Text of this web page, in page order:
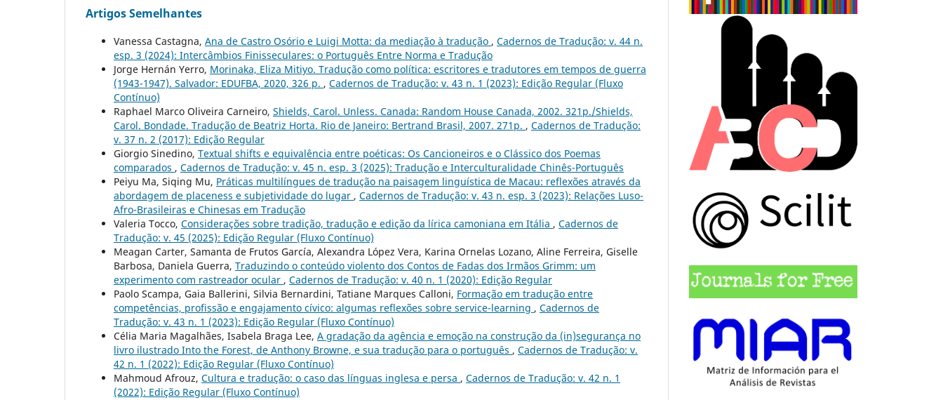
Artigos Semelhantes
Vanessa Castagna, Ana de Castro Osório e Luigi Motta: da mediação à tradução , Cadernos de Tradução: v. 44 n.
esp. 3 (2024): Intercâmbios Finisseculares: o Português Entre Norma e Tradução
Jorge Hernán Yerro, Morinaka, Eliza Mitiyo. Tradução como política: escritores e tradutores em tempos de guerra
(1943-1947). Salvador: EDUFBA, 2020, 326 p. , Cadernos de Tradução: v. 43 n. 1 (2023): Edição Regular (Fluxo
Contínuo)
Raphael Marco Oliveira Carneiro, Shields, Carol. Unless. Canada: Random House Canada, 2002. 321p./Shields,
Carol. Bondade. Tradução de Beatriz Horta. Rio de Janeiro: Bertrand Brasil, 2007. 271p. , Cadernos de Tradução:
v. 37 n. 2 (2017): Edição Regular
Giorgio Sinedino, Textual shifts e equivalência entre poéticas: Os Cancioneiros e o Clássico dos Poemas
comparados , Cadernos de Tradução: v. 45 n. esp. 3 (2025): Tradução e Interculturalidade Chinês-Português
Peiyu Ma, Siqing Mu, Práticas multilíngues de tradução na paisagem linguística de Macau: reflexões através da
abordagem de placeness e subjetividade do lugar , Cadernos de Tradução: v. 43 n. esp. 3 (2023): Relações Luso-
Afro-Brasileiras e Chinesas em Tradução
Valeria Tocco, Considerações sobre tradição, tradução e edição da lírica camoniana em Itália , Cadernos de
Tradução: v. 45 (2025): Edição Regular (Fluxo Contínuo)
Meagan Carter, Samanta de Frutos García, Alexandra López Vera, Karina Ornelas Lozano, Aline Ferreira, Giselle
Barbosa, Daniela Guerra, Traduzindo o conteúdo violento dos Contos de Fadas dos Irmãos Grimm: um
experimento com rastreador ocular , Cadernos de Tradução: v. 40 n. 1 (2020): Edição Regular
Paolo Scampa, Gaia Ballerini, Silvia Bernardini, Tatiane Marques Calloni, Formação em tradução entre
competências, profissão e engajamento cívico: algumas reflexões sobre service-learning , Cadernos de
Tradução: v. 43 n. 1 (2023): Edição Regular (Fluxo Contínuo)
Célia Maria Magalhães, Isabela Braga Lee, A gradação da agência e emoção na construção da (in)segurança no
livro ilustrado Into the Forest, de Anthony Browne, e sua tradução para o português , Cadernos de Tradução: v.
42 n. 1 (2022): Edição Regular (Fluxo Contínuo)
Mahmoud Afrouz, Cultura e tradução: o caso das línguas inglesa e persa , Cadernos de Tradução: v. 42 n. 1
(2022): Edição Regular (Fluxo Contínuo)